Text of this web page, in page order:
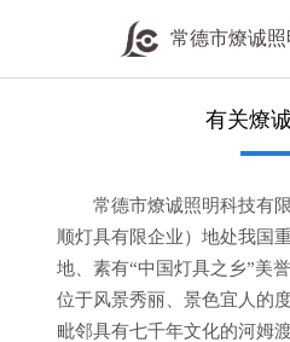
常德市燎诚
有关燎
常德市燎诚照明科技有
顺灯具有限企业）地处我国
地、素有“中国灯具之乡”美
位于风景秀丽、景色宜人的
毗邻具有七千年文化的河姆